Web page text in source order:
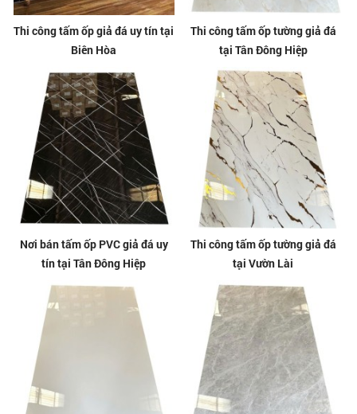
Thi công tấm ốp giả đá uy tín tại
Biên Hòa
Thi công tấm ốp tường giả đá
tại Tân Đông Hiệp
Nơi bán tấm ốp PVC giả đá uy
tín tại Tân Đông Hiệp
Thi công tấm ốp tường giả đá
tại Vườn Lài